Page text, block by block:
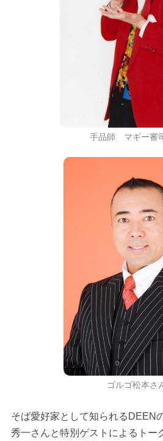
手品師 マギー審
ゴルゴ松本さ
そば愛好家として知られるDEEN
秀一さんと特別ゲストによるトー